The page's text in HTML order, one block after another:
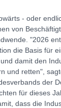
- oder
von
"2026
die Basis für
damit den
und retten",
der
für dieses
dass die